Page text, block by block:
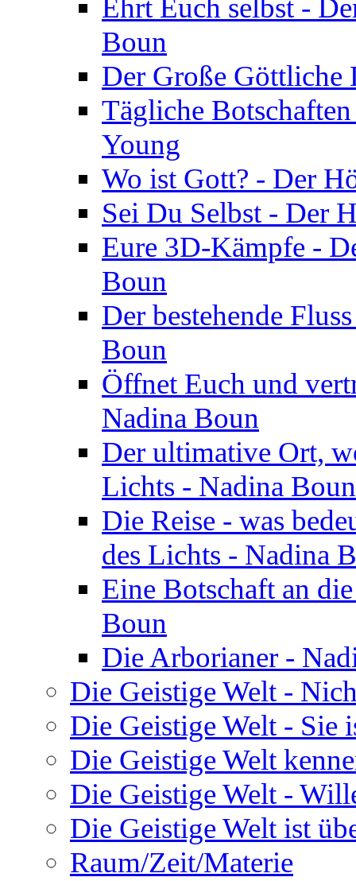
Ehrt Euch selbst -
Boun
Der Große
Tägliche
Young
Wo ist Gott? - Der
Sei Du Selbst - Der
Eure 3D-Kämpfe -
Boun
Der bestehende
Boun
Öffnet Euch und
Nadina Boun
Der ultimative Ort,
Lichts - Nadina Boun
Die Reise - was
des Lichts - Nadina
Eine Botschaft an
Boun
Die Arborianer -
Die Geistige Welt -
Die Geistige Welt - Sie
Die Geistige Welt
Die Geistige Welt -
Die Geistige Welt ist
Raum/Zeit/Materie